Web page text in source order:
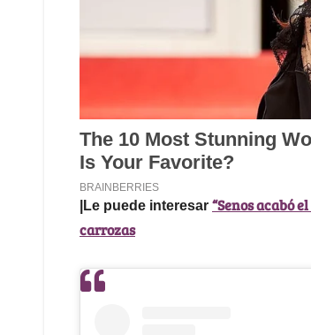
|Le puede interesar “Senos acabó
carrozas